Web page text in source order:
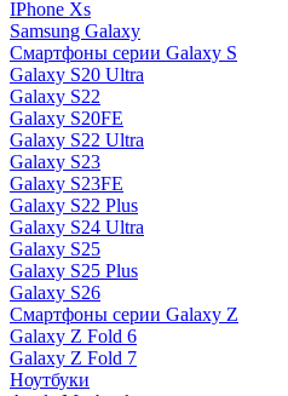
IPhone Xs
Samsung Galaxy
Смартфоны серии Galaxy S
Galaxy S20 Ultra
Galaxy S22
Galaxy S20FE
Galaxy S22 Ultra
Galaxy S23
Galaxy S23FE
Galaxy S22 Plus
Galaxy S24 Ultra
Galaxy S25
Galaxy S25 Plus
Galaxy S26
Смартфоны серии Galaxy Z
Galaxy Z Fold 6
Galaxy Z Fold 7
Ноутбуки